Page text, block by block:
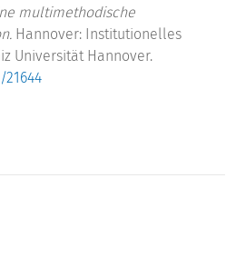
multimethodische
Hannover: Institutionelles
Universität Hannover.